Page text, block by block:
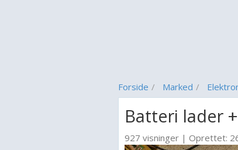
Forside Marked
Batteri lader
927 visninger | Oprettet: